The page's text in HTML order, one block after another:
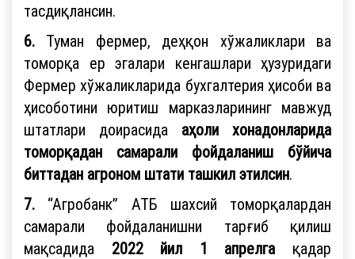
тасдиқлансин.
6. Туман фермер, деҳқон хўжаликлари ва
томорқа ер эгалари кенгашлари ҳузуридаги
Фермер хўжаликларида бухгалтерия ҳисоби ва
ҳисоботини юритиш марказларининг мавжуд
штатлари доирасида аҳоли хонадонларида
томорқадан самарали фойдаланиш бўйича
биттадан агроном штати ташкил этилсин.
7. “Агробанк” АТБ шахсий томорқалардан
самарали фойдаланишни тарғиб қилиш
мақсадида 2022 йил 1 апрелгақадар